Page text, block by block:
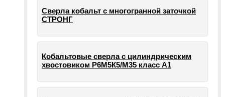
Сверла кобальт с многогранной заточкой
СТРОНГ
Кобальтовые сверла с цилиндрическим
хвостовиком Р6М5К5/М35 класс А1